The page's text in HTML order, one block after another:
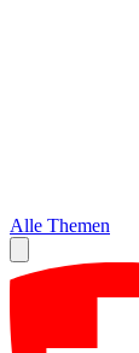
Alle Themen